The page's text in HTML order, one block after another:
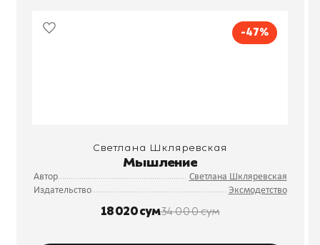
-47%
Светлана Шкляревская
Мышление
Автор
Светлана Шкляревская
Издательство
Эксмодетство
18 020 сум34 000 сум